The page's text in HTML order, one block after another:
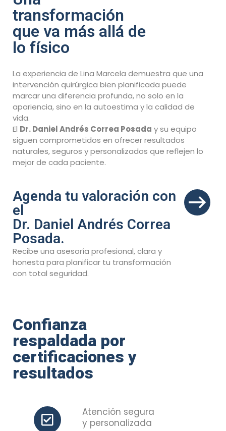
transformación
que va más allá de
lo físico
La experiencia de Lina Marcela demuestra que una
intervención quirúrgica bien planificada puede
marcar una diferencia profunda, no solo en la
apariencia, sino en la autoestima y la calidad de
vida.
El Dr. Daniel Andrés Correa Posada y su equipo
siguen comprometidos en ofrecer resultados
naturales, seguros y personalizados que reflejen lo
mejor de cada paciente.
Agenda tu valoración con
el
Dr. Daniel Andrés Correa
Posada.
Recibe una asesoría profesional, clara y
honesta para planificar tu transformación
con total seguridad.
Confianza
respaldada por
certificaciones y
resultados
Atención segura
y personalizada